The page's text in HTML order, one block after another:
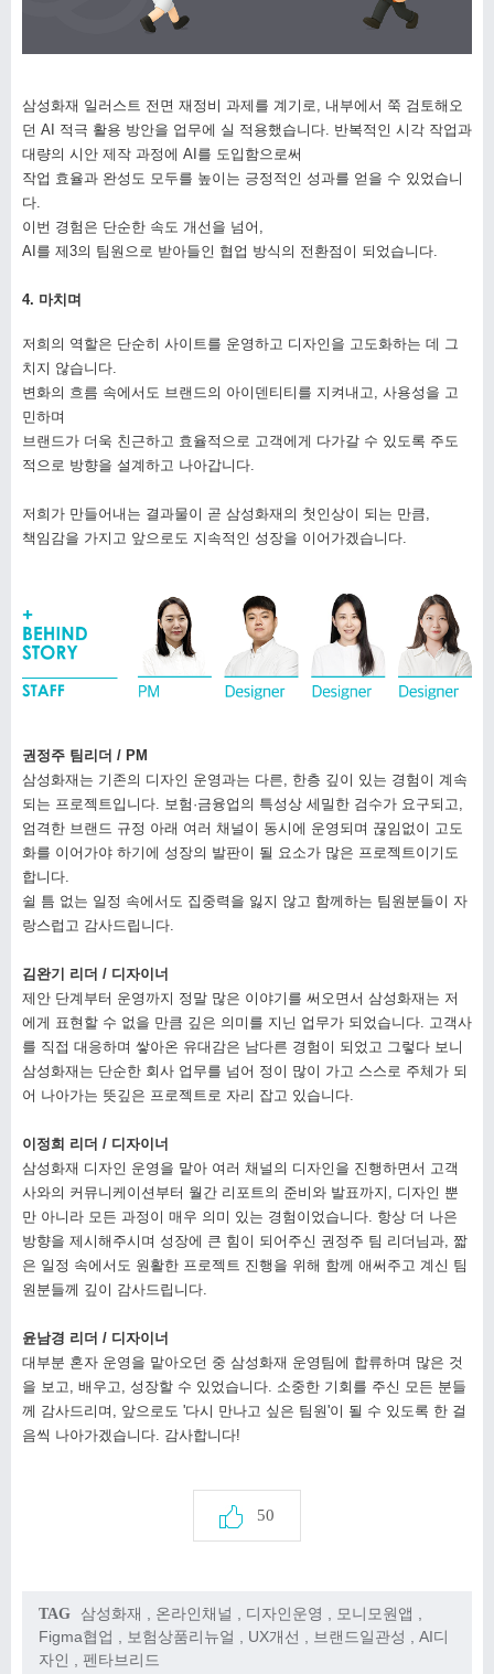
삼성화재 일러스트 전면 재정비 과제를 계기로, 내부에서 쭉 검토해오
던 AI 적극 활용 방안을 업무에 실 적용했습니다. 반복적인 시각 작업과
대량의 시안 제작 과정에 AI를 도입함으로써
작업 효율과 완성도 모두를 높이는 긍정적인 성과를 얻을 수 있었습니
다.
이번 경험은 단순한 속도 개선을 넘어,
AI를 제3의 팀원으로 받아들인 협업 방식의 전환점이 되었습니다.
4. 마치며
저희의 역할은 단순히 사이트를 운영하고 디자인을 고도화하는 데 그
치지 않습니다.
변화의 흐름 속에서도 브랜드의 아이덴티티를 지켜내고, 사용성을 고
민하며
브랜드가 더욱 친근하고 효율적으로 고객에게 다가갈 수 있도록 주도
적으로 방향을 설계하고 나아갑니다.
저희가 만들어내는 결과물이 곧 삼성화재의 첫인상이 되는 만큼,
책임감을 가지고 앞으로도 지속적인 성장을 이어가겠습니다.
권정주 팀리더 / PM
삼성화재는 기존의 디자인 운영과는 다른, 한층 깊이 있는 경험이 계속
되는 프로젝트입니다. 보험·금융업의 특성상 세밀한 검수가 요구되고,
엄격한 브랜드 규정 아래 여러 채널이 동시에 운영되며 끊임없이 고도
화를 이어가야 하기에 성장의 발판이 될 요소가 많은 프로젝트이기도
합니다.
쉴 틈 없는 일정 속에서도 집중력을 잃지 않고 함께하는 팀원분들이 자
랑스럽고 감사드립니다.
김완기 리더 / 디자이너
제안 단계부터 운영까지 정말 많은 이야기를 써오면서 삼성화재는 저
에게 표현할 수 없을 만큼 깊은 의미를 지닌 업무가 되었습니다. 고객사
를 직접 대응하며 쌓아온 유대감은 남다른 경험이 되었고 그렇다 보니
삼성화재는 단순한 회사 업무를 넘어 정이 많이 가고 스스로 주체가 되
어 나아가는 뜻깊은 프로젝트로 자리 잡고 있습니다.
이정희 리더 / 디자이너
삼성화재 디자인 운영을 맡아 여러 채널의 디자인을 진행하면서 고객
사와의 커뮤니케이션부터 월간 리포트의 준비와 발표까지, 디자인 뿐
만 아니라 모든 과정이 매우 의미 있는 경험이었습니다. 항상 더 나은
방향을 제시해주시며 성장에 큰 힘이 되어주신 권정주 팀 리더님과, 짧
은 일정 속에서도 원활한 프로젝트 진행을 위해 함께 애써주고 계신 팀
원분들께 깊이 감사드립니다.
윤남경 리더 / 디자이너
대부분 혼자 운영을 맡아오던 중 삼성화재 운영팀에 합류하며 많은 것
을 보고, 배우고, 성장할 수 있었습니다. 소중한 기회를 주신 모든 분들
께 감사드리며, 앞으로도 '다시 만나고 싶은 팀원'이 될 수 있도록 한 걸
음씩 나아가겠습니다. 감사합니다!
50
TAG 삼성화재 온라인채널 디자인운영 모니모원앱
Figma협업
보험상품리뉴얼 UX개선 브랜드일관성
AI디
자인
펜타브리드